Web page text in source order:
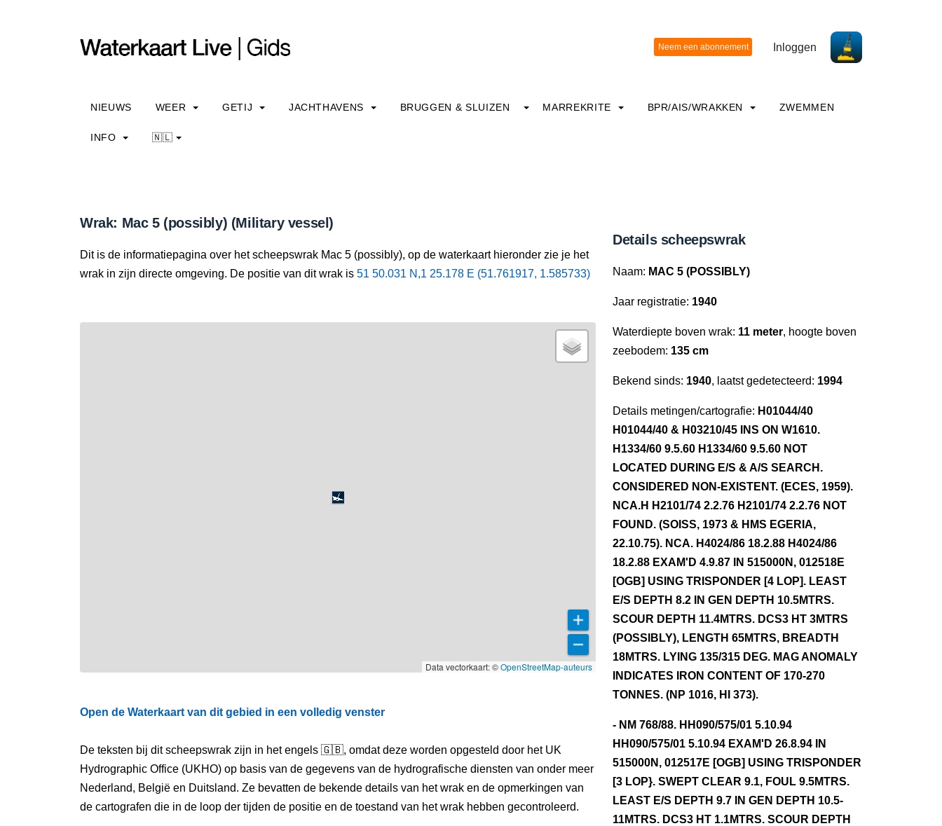
Inloggen
NIEUWS WEER GETIJ JACHTHAVENS BRUGGEN & SLUIZEN MARREKRITE BPR/AIS/WRAKKEN ZWEMMEN
INFO 🇳🇱
Wrak: Mac 5 (possibly) (Military vessel)
Dit is de informatiepagina over het scheepswrak Mac 5 (possibly), op de waterkaart hieronder zie je het
wrak in zijn directe omgeving. De positie van dit wrak is 51 50.031 N,1 25.178 E (51.761917, 1.585733)
Data vectorkaart: ©OpenStreetMap-auteurs
Open de Waterkaart van dit gebied in een volledig venster
De teksten bij dit scheepswrak zijn in het engels 🇬🇧, omdat deze worden opgesteld door het UK
Hydrographic Office (UKHO) op basis van de gegevens van de hydrografische diensten van onder meer
Nederland, België en Duitsland. Ze bevatten de bekende details van het wrak en de opmerkingen van
de cartografen die in de loop der tijden de positie en de toestand van het wrak hebben gecontroleerd.
Details scheepswrak
Naam: MAC 5 (POSSIBLY)
Jaar registratie: 1940
Waterdiepte boven wrak: 11 meter, hoogte boven
zeebodem: 135 cm
Bekend sinds: 1940, laatst gedetecteerd: 1994
Details metingen/cartografie: H01044/40
H01044/40 & H03210/45 INS ON W1610.
H1334/60 9.5.60 H1334/60 9.5.60 NOT
LOCATED DURING E/S & A/S SEARCH.
CONSIDERED NON-EXISTENT. (ECES, 1959).
NCA.H H2101/74 2.2.76 H2101/74 2.2.76 NOT
FOUND. (SOISS, 1973 & HMS EGERIA,
22.10.75). NCA. H4024/86 18.2.88 H4024/86
18.2.88 EXAM'D 4.9.87 IN 515000N, 012518E
[OGB] USING TRISPONDER [4 LOP]. LEAST
E/S DEPTH 8.2 IN GEN DEPTH 10.5MTRS.
SCOUR DEPTH 11.4MTRS. DCS3 HT 3MTRS
(POSSIBLY), LENGTH 65MTRS, BREADTH
18MTRS. LYING 135/315 DEG. MAG ANOMALY
INDICATES IRON CONTENT OF 170-270
TONNES. (NP 1016, HI 373).
- NM 768/88. HH090/575/01 5.10.94
HH090/575/01 5.10.94 EXAM'D 26.8.94 IN
515000N, 012517E [OGB] USING TRISPONDER
[3 LOP}. SWEPT CLEAR 9.1, FOUL 9.5MTRS.
LEAST E/S DEPTH 9.7 IN GEN DEPTH 10.5-
11MTRS. DCS3 HT 1.1MTRS. SCOUR DEPTH